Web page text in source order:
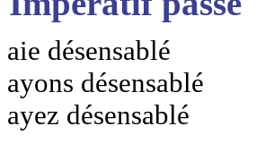
aie désensablé
ayons désensablé
ayez désensablé